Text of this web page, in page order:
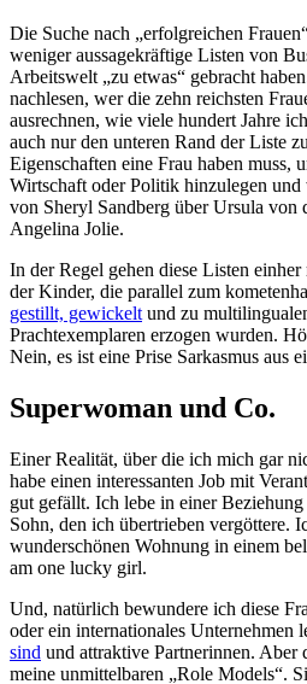
Die Suche nach „erfolgreichen
weniger aussagekräftige Listen von
Arbeitswelt „zu etwas“ gebracht
nachlesen, wer die zehn reichsten
ausrechnen, wie viele hundert Jahre
auch nur den unteren Rand der Liste
Eigenschaften eine Frau haben muss,
Wirtschaft oder Politik hinzulegen und
von Sheryl Sandberg über Ursula von
Angelina Jolie.
In der Regel gehen diese Listen
der Kinder, die parallel zum
gestillt, gewickeltund zu
Prachtexemplaren erzogen wurden.
Nein, es ist eine Prise Sarkasmus aus
Superwoman und Co.
Einer Realität, über die ich mich gar
habe einen interessanten Job mit
gut gefällt. Ich lebe in einer
Sohn, den ich übertrieben vergöttere.
wunderschönen Wohnung in einem
am one lucky girl.
Und, natürlich bewundere ich diese
oder ein internationales Unternehmen
sind und attraktive Partnerinnen. Aber
meine unmittelbaren „Role Models“.